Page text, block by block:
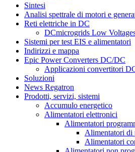
Sintesi
Analisi spettrale di motori e
Reti elettriche in DC
DCmicrogrids Low
Sistemi per test EIS e alimentatori
Indirizzi e mappa
Epic Power Converters DC/DC
Applicazioni convertitori
Soluzioni
News Regatron
Prodotti, servizi, sistemi
Accumulo energetico
Alimentatori elettronici
Alimentatori
Alimentatori di
Alimentatori